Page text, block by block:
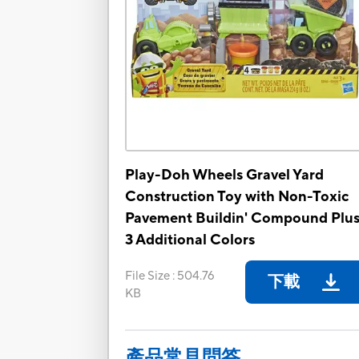
Play-Doh Wheels Gravel Yard
Construction Toy with Non-Toxic
Pavement Buildin' Compound
3 Additional Colors
File Size : 504.76
KB
下載